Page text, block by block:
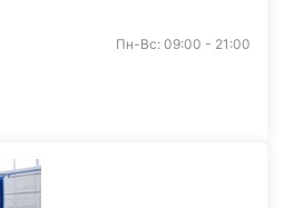
Пн-Вс: 09:00 - 21:00